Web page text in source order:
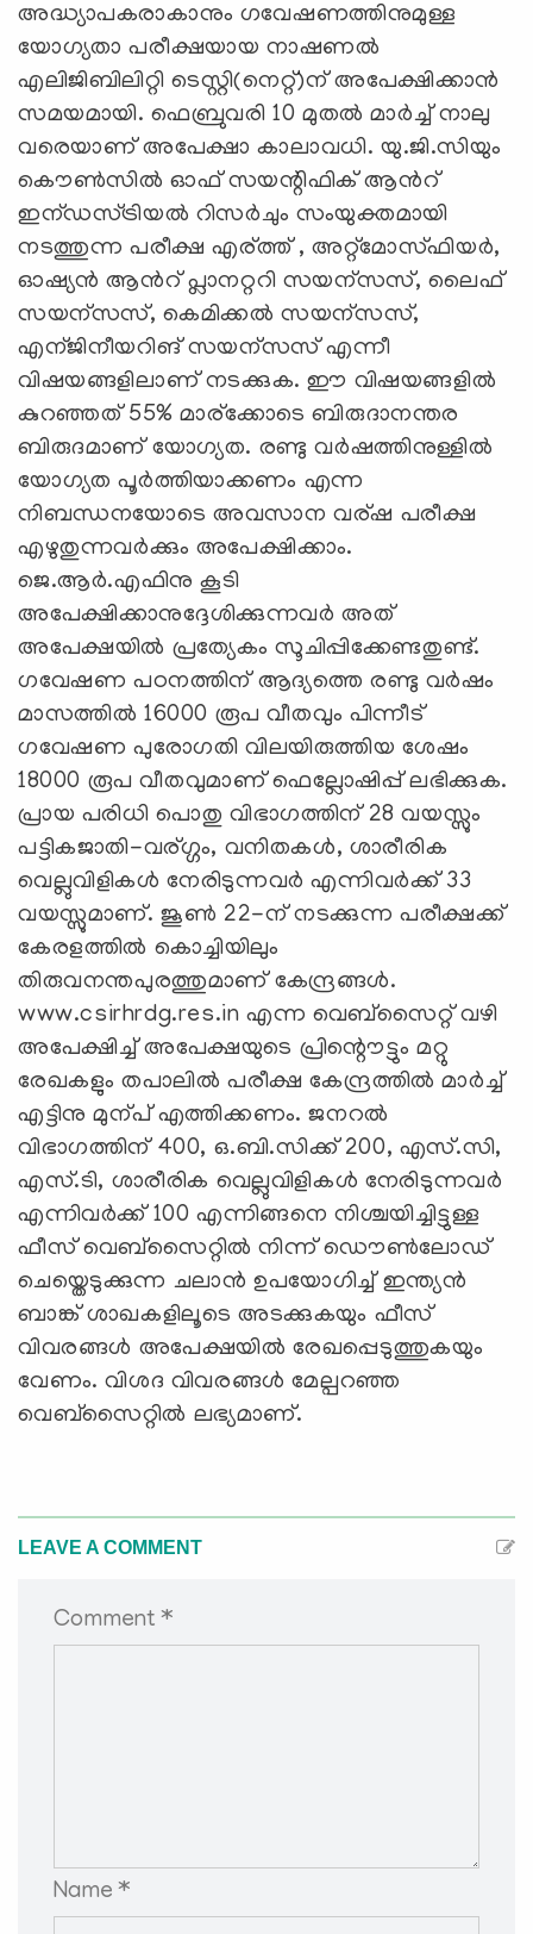
അദ്ധ്യാപകരാകാനും ഗവേഷണത്തിനുമുള്ള
യോഗ്യതാ പരീക്ഷയായ നാഷണല്‍
എലിജിബിലിറ്റി ടെസ്റ്റി(നെറ്റ്)ന് അപേക്ഷിക്കാ‍ന്‍
സമയമായി. ഫെബ്രുവരി 10 മുത‍ല്‍ മാ‍ര്‍ച്ച് നാലു
വരെയാണ് അപേക്ഷാ കാലാവധി. യു.ജി.സിയും
കൌ‍ണ്‍സില്‍ ഓഫ് സയന്റിഫിക് ആ‍ന്‍റ്
ഇന്ഡസ്ട്രിയ‍ല്‍ റിസ‍ര്‍ചും സംയുക്തമായി
നടത്തുന്ന പരീക്ഷ എര്ത്ത് , അറ്റ്മോസ്ഫിയര്‍,
ഓഷ്യന്‍ ആ‍ന്‍റ് പ്ലാനറ്ററി സയന്സസ്, ലൈഫ്
സയന്സസ്, കെമിക്കല്‍ സയന്സസ്,
എന്ജിനീയറിങ് സയന്സസ് എന്നീ
വിഷയങ്ങളിലാണ് നടക്കുക. ഈ വിഷയങ്ങളില്‍
കുറഞ്ഞത് 55% മാര്ക്കോടെ ബിരുദാനന്തര
ബിരുദമാണ് യോഗ്യത. രണ്ടു വ‍ര്‍ഷത്തിനുള്ളി‍ല്‍
യോഗ്യത പൂ‍ര്‍ത്തിയാക്കണം എന്ന
നിബന്ധനയോടെ അവസാന വര്ഷ പരീക്ഷ
എഴുതുന്നവ‍ര്‍ക്കും അപേക്ഷിക്കാം.
ജെ.ആര്‍.എഫിനു കൂടി
അപേക്ഷിക്കാനുദ്ദേശിക്കുന്നവര്‍ അത്
അപേക്ഷയില്‍ പ്രത്യേകം സൂചിപ്പിക്കേണ്ടതുണ്ട്.
ഗവേഷണ പഠനത്തിന് ആദ്യത്തെ രണ്ടു വ‍ര്‍ഷം
മാസത്തി‍ല്‍ 16000 രൂപ വീതവും പിന്നീട്
ഗവേഷണ പുരോഗതി വിലയിരുത്തിയ ശേഷം
18000 രൂപ വീതവുമാണ് ഫെല്ലോഷിപ്പ് ലഭിക്കുക.
പ്രായ പരിധി പൊതു വിഭാഗത്തിന് 28 വയസ്സും
പട്ടികജാതി-വര്ഗ്ഗം, വനിതകള്‍, ശാരീരിക
വെല്ലുവിളികള്‍ നേരിടുന്നവ‍ര്‍ എന്നിവ‍ര്‍ക്ക് 33
വയസ്സുമാണ്. ജൂണ്‍ 22-ന് നടക്കുന്ന പരീക്ഷക്ക്
കേരളത്തി‍ല്‍ കൊച്ചിയിലും
തിരുവനന്തപുരത്തുമാണ് കേന്ദ്രങ്ങള്‍.
www.csirhrdg.res.in എന്ന വെബ്സൈറ്റ് വഴി
അപേക്ഷിച്ച് അപേക്ഷയുടെ പ്രിന്റൌട്ടും മറ്റു
രേഖകളും തപാലി‍ല്‍ പരീക്ഷ കേന്ദ്രത്തില്‍ മാ‍ര്‍ച്ച്
എട്ടിനു മുന്പ് എത്തിക്കണം. ജനറ‍ല്‍
വിഭാഗത്തിന് 400, ഒ.ബി.സിക്ക് 200, എസ്.സി,
എസ്.ടി, ശാരീരിക വെല്ലുവിളികള്‍ നേരിടുന്നവ‍ര്‍
എന്നിവ‍ര്‍ക്ക് 100 എന്നിങ്ങനെ നിശ്ചയിച്ചിട്ടുള്ള
ഫീസ് വെബ്സൈറ്റി‍ല്‍ നിന്ന് ഡൌ‍ണ്‍ലോഡ്
ചെയ്തെടുക്കുന്ന ചലാന്‍ ഉപയോഗിച്ച് ഇന്ത്യന്‍
ബാങ്ക് ശാഖകളിലൂടെ അടക്കുകയും ഫീസ്
വിവരങ്ങ‍ള്‍ അപേക്ഷയി‍ല്‍ രേഖപ്പെടുത്തുകയും
വേണം. വിശദ വിവരങ്ങള്‍ മേല്പറഞ്ഞ
വെബ്സൈറ്റി‍ല്‍ ലഭ്യമാണ്.
LEAVE A COMMENT
Comment *
Name *